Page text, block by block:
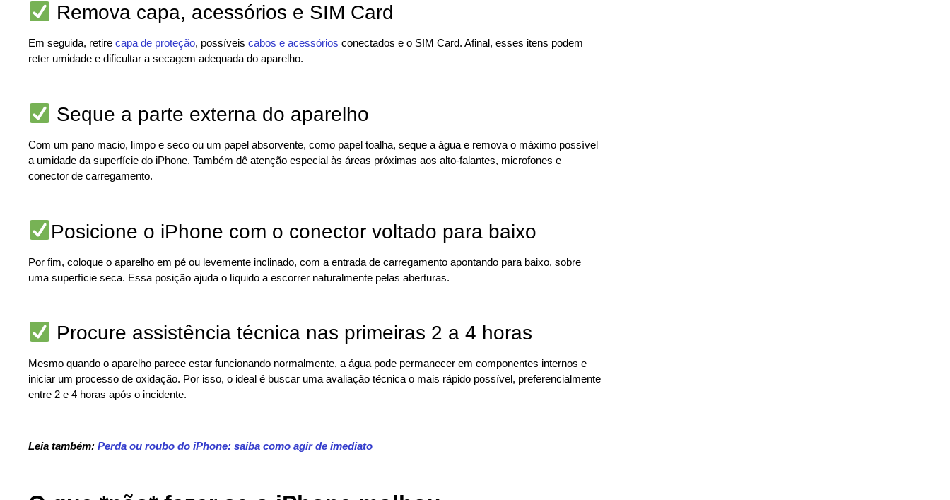
Remova capa, acessórios e SIM Card
Em seguida, retire capa de proteção, possíveis cabos e acessórios conectados e o SIM Card. Afinal, esses itens podem
reter umidade e dificultar a secagem adequada do aparelho.
Seque a parte externa do aparelho
Com um pano macio, limpo e seco ou um papel absorvente, como papel toalha, seque a água e remova o máximo possível
a umidade da superfície do iPhone. Também dê atenção especial às áreas próximas aos alto-falantes, microfones e
conector de carregamento.
Posicione o iPhone com o conector voltado para baixo
Por fim, coloque o aparelho em pé ou levemente inclinado, com a entrada de carregamento apontando para baixo, sobre
uma superfície seca. Essa posição ajuda o líquido a escorrer naturalmente pelas aberturas.
Procure assistência técnica nas primeiras 2 a 4 horas
Mesmo quando o aparelho parece estar funcionando normalmente, a água pode permanecer em componentes internos e
iniciar um processo de oxidação. Por isso, o ideal é buscar uma avaliação técnica o mais rápido possível, preferencialmente
entre 2 e 4 horas após o incidente.
Leia também: Perda ou roubo do iPhone: saiba como agir de imediato